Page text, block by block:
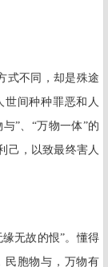
式不同，却是殊途
世间种种罪恶和人
”、“万物一体”的
己，以致最终害人
无故的恨”。懂得
民胞物与，万物有